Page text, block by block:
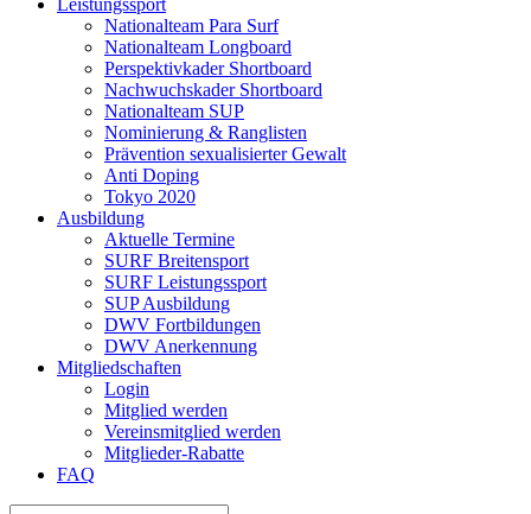
Leistungssport
Nationalteam Para Surf
Nationalteam Longboard
Perspektivkader Shortboard
Nachwuchskader Shortboard
Nationalteam SUP
Nominierung & Ranglisten
Prävention sexualisierter Gewalt
Anti Doping
Tokyo 2020
Ausbildung
Aktuelle Termine
SURF Breitensport
SURF Leistungssport
SUP Ausbildung
DWV Fortbildungen
DWV Anerkennung
Mitgliedschaften
Login
Mitglied werden
Vereinsmitglied werden
Mitglieder-Rabatte
FAQ